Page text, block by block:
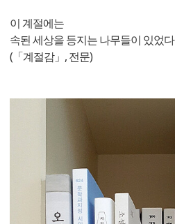
이 계절에는
속된 세상을 등지는 나무들이 있었다
(「계절감」, 전문)